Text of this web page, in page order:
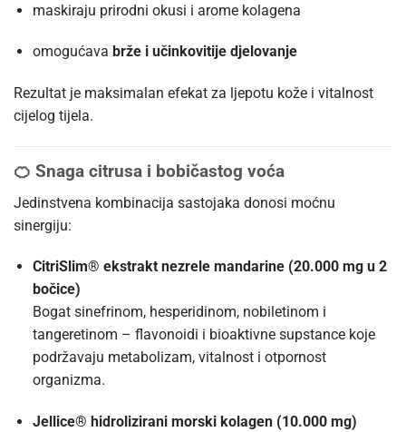
maskiraju prirodni okusi i arome kolagena
omogućava brže i učinkovitije djelovanje
Rezultat je maksimalan efekat za ljepotu kože i vitalnost
cijelog tijela.
🍊 Snaga citrusa i bobičastog voća
Jedinstvena kombinacija sastojaka donosi moćnu
sinergiju:
CitriSlim® ekstrakt nezrele mandarine (20.000 mg u 2
bočice)
Bogat sinefrinom, hesperidinom, nobiletinom i
tangeretinom – flavonoidi i bioaktivne supstance koje
podržavaju metabolizam, vitalnost i otpornost
organizma.
Jellice® hidrolizirani morski kolagen (10.000 mg)